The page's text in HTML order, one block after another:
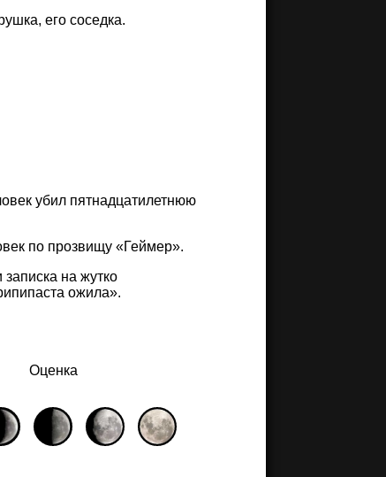
его соседка.
убил пятнадцатилетнюю
по прозвищу «Геймер».
на жутко
ожила».
Оценка